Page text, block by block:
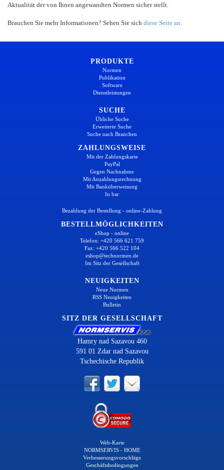
Aktualität der von Ihnen angewandten Normen sicher stellt.
Brauchen Sie mehr Informationen? Sehen Sie sich diese Seite an
PRODUKTE
Normen
Publikation
Software
Dienstleistungen
SUCHE
Übliche Suche
Erweiterte Suche
Suche nach Branchen
ZAHLUNGSWEISE
Mit der Zahlungskarte
PayPal
Gegen Nachnahme
Mit Anzahlungsrechnung
Mit Banküberweisung
In bar
Bezahlung der Bestellung - online-Zahlung
BESTELLMÖGLICHKEITEN
eShop - online
Telefon: +420 566 621 759
Fax: +420 566 522 104
eshop@technormen.de
Im Sitz der Gesellschaft
NEUIGKEITEN
Neue Normen
RSS Neuigkeiten
Bulletin
SITZ DER GESELLSCHAFT
Hamry nad Sazavou 460
591 01 Zdar nad Sazavou
Tschechische Republik
Web-Karte
NORMSERVIS - HOME
Verbesserungsvorschläge
Geschäftsbedingungen